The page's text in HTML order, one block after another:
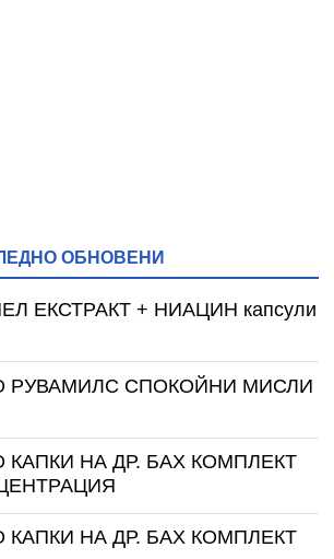
ОБНОВЕНИ
ЕКСТРАКТ + НИАЦИН капсули
СПОКОЙНИ МИСЛИ
НА ДР. БАХ КОМПЛЕКТ
НА ДР. БАХ КОМПЛЕКТ